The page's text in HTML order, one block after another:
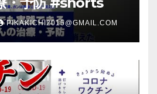
PIKAKICHI2015@GMAIL.COM